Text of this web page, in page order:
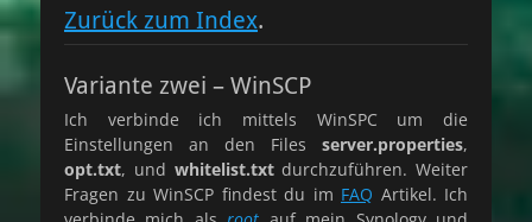
Zurück zum Index.
Variante zwei – WinSCP
Ich verbinde ich mittels WinSPC um die
Einstellungen an den Files server.properties,
opt.txt, und whitelist.txtdurchzuführen. Weiter
Fragen zu WinSCP findest du im FAQ Artikel. Ich